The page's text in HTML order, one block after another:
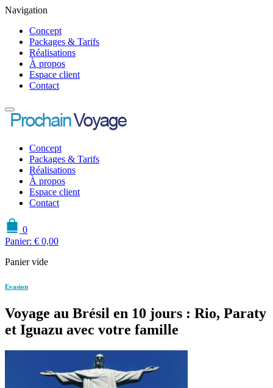
Navigation
Concept
Packages & Tarifs
Réalisations
À propos
Espace client
Contact
Concept
Packages & Tarifs
Réalisations
À propos
Espace client
Contact
0
Panier: € 0,00
Panier vide
Evasion
Voyage au Brésil en 10 jours : Rio, Paraty
et Iguazu avec votre famille